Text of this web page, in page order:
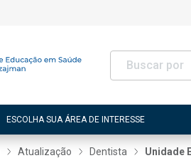
ESCOLHA SUA ÁREA DE INTERESSE
Atualização Dentista Unidade